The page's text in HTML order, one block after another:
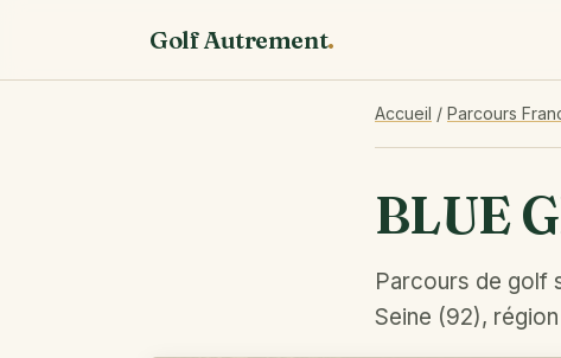
Golf Autrement.
Accueil / Parcours
BLUE
Parcours de golf
Seine (92),